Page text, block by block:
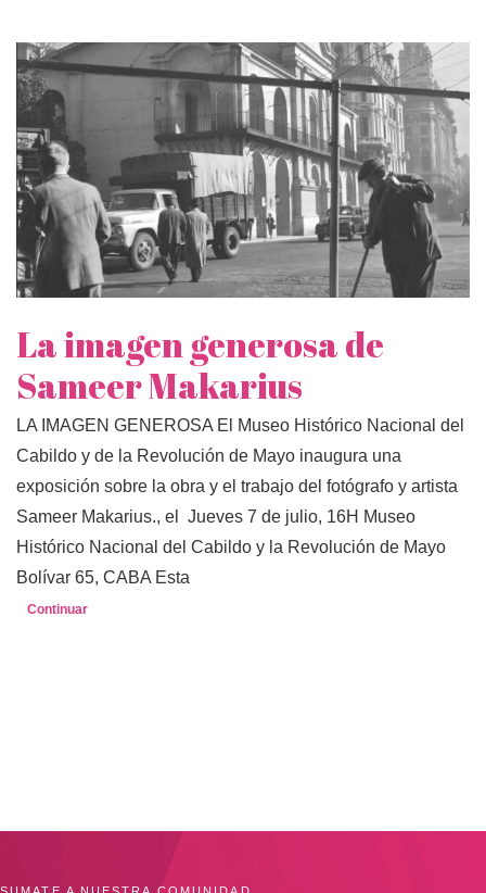
La imagen generosa de
Sameer Makarius
LA IMAGEN GENEROSA El Museo Histórico Nacional del
Cabildo y de la Revolución de Mayo inaugura una
exposición sobre la obra y el trabajo del fotógrafo y artista
Sameer Makarius., el Jueves 7 de julio, 16H Museo
Histórico Nacional del Cabildo y la Revolución de Mayo
Bolívar 65, CABA Esta
Continuar